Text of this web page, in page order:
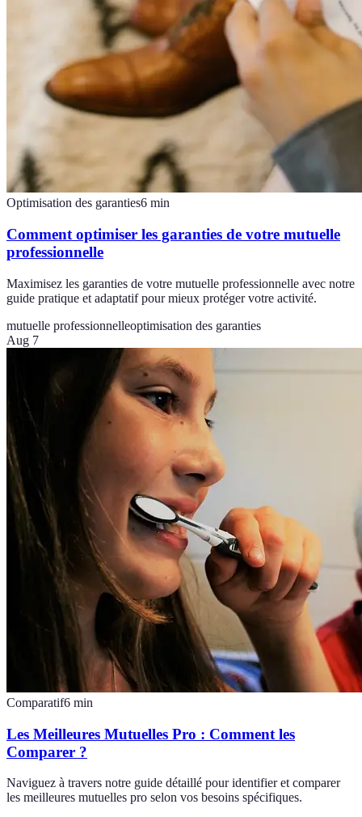
Optimisation des garanties6 min
Comment optimiser les garanties de votre mutuelle
professionnelle
Maximisez les garanties de votre mutuelle professionnelle avec notre
guide pratique et adaptatif pour mieux protéger votre activité.
mutuelle professionnelleoptimisation des garanties
Aug 7
Comparatif6 min
Les Meilleures Mutuelles Pro : Comment les
Comparer ?
Naviguez à travers notre guide détaillé pour identifier et comparer
les meilleures mutuelles pro selon vos besoins spécifiques.